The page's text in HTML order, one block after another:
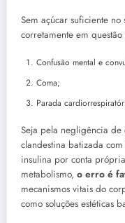
Sem açúcar suficiente
corretamente em
Confusão mental e
Coma;
Parada
Seja pela negligência
clandestina batizada
insulina por conta
metabolismo, o erro é
mecanismos vitais do
como soluções estéticas